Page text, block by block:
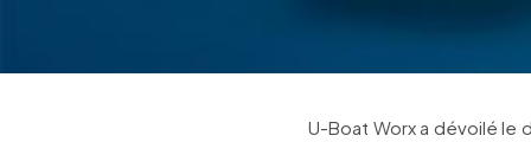
U-Boat Worx a dévoilé le